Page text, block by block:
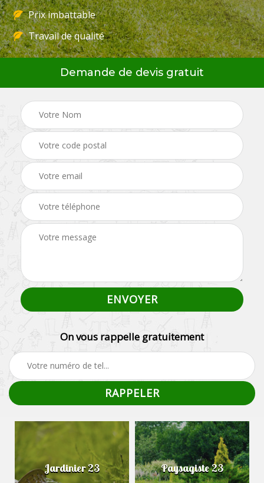
Prix imbattable
Travail de qualité
Demande de devis gratuit
On vous rappelle gratuitement
Jardinier 23 Paysagiste 23